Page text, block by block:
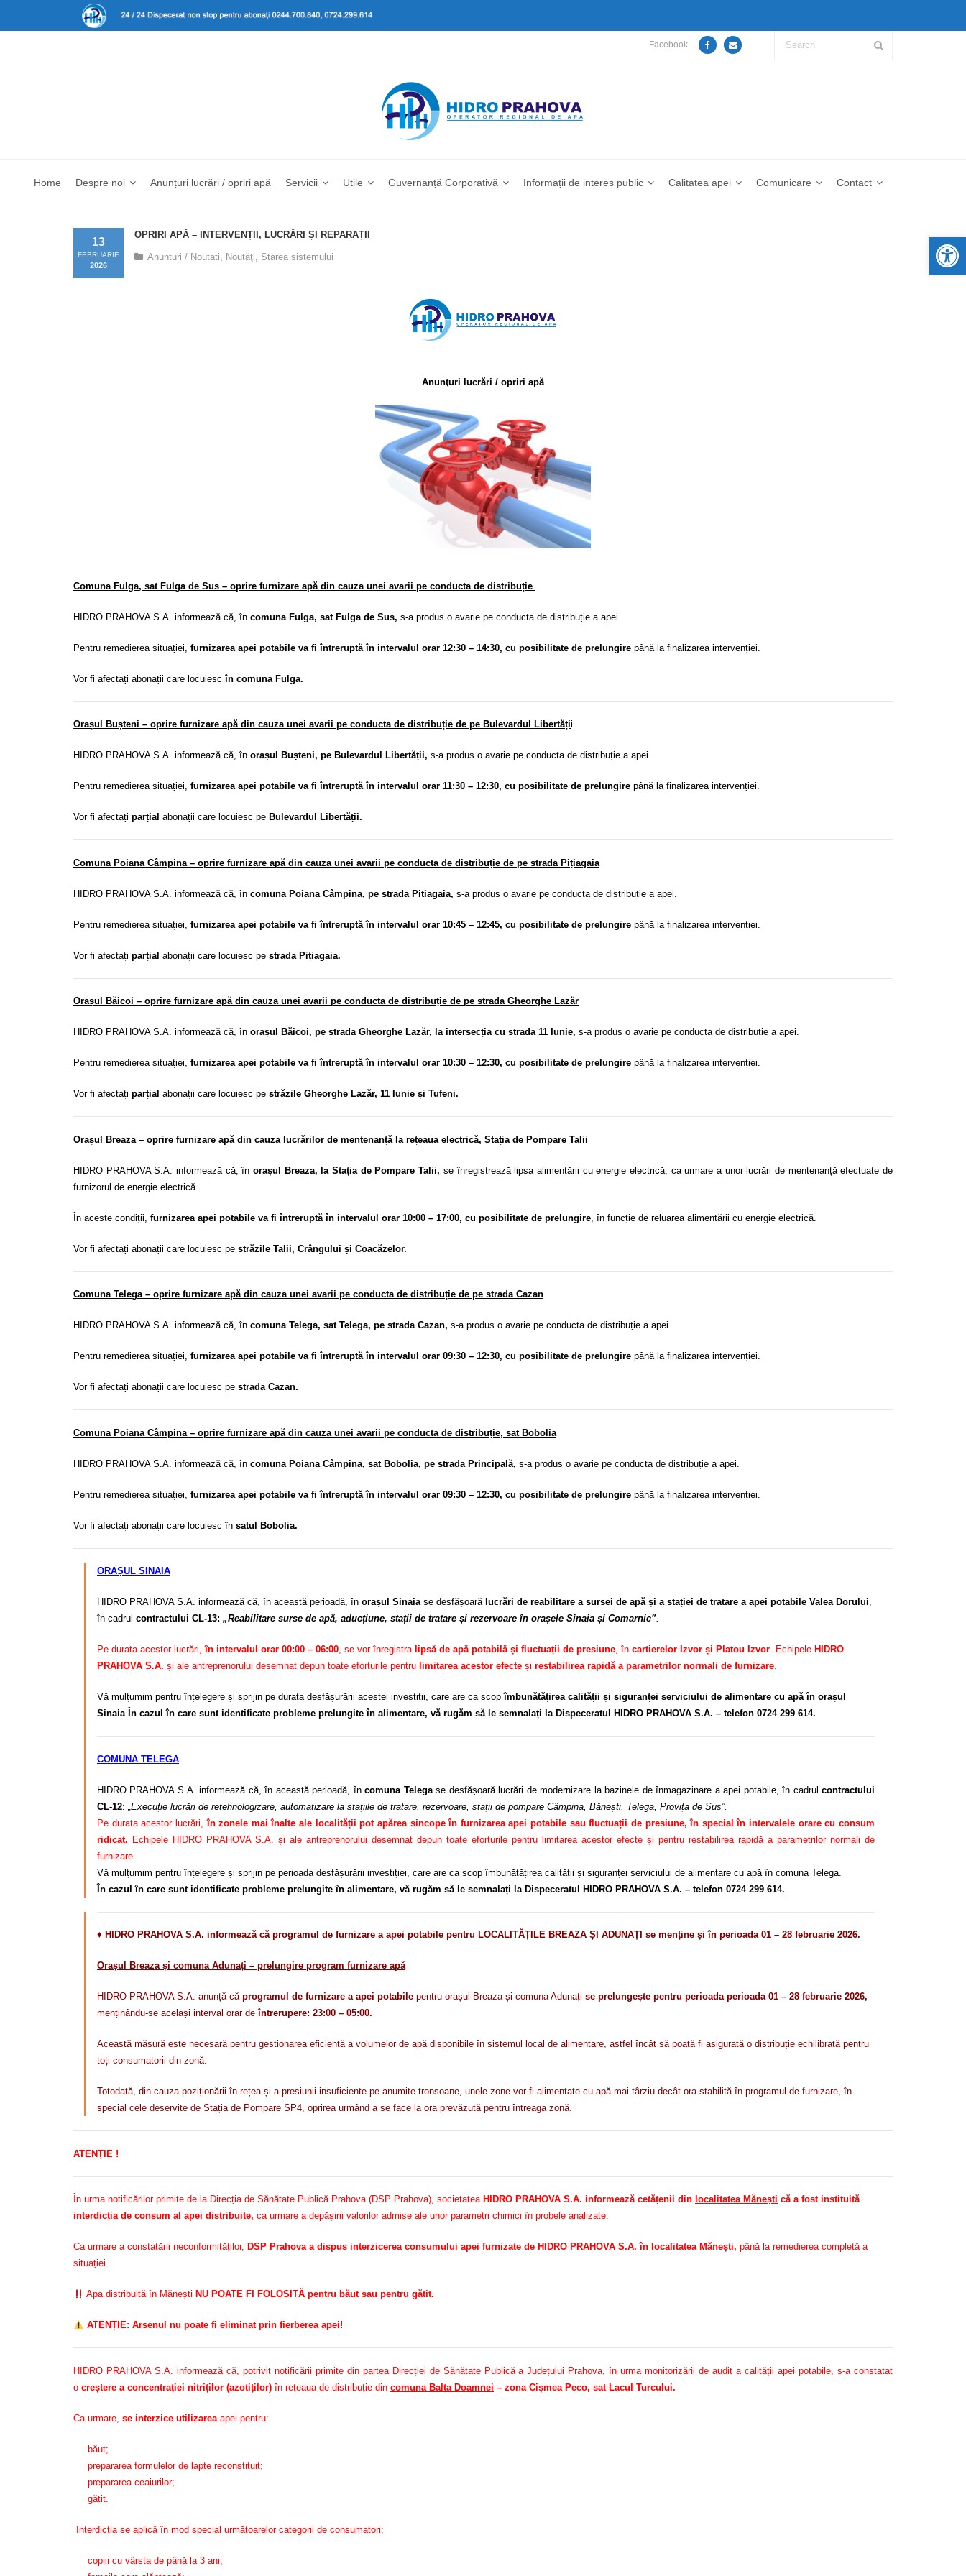
Facebook
Home Despre noi Anunțuri lucrări / opriri apă Servicii Utile Guvernanță Corporativă Informații de interes public Calitatea apei Comunicare Contact
OPRIRI APĂ – INTERVENȚII, LUCRĂRI ȘI REPARAȚII
13
FEBRUARIE
2026
Anunturi / Noutati Noutăţi Starea sistemului
Anunţuri lucrări / opriri apă
Comuna Fulga, sat Fulga de Sus – oprire furnizare apă din cauza unei avarii pe conducta de distribuție
HIDRO PRAHOVA S.A. informează că, în comuna Fulga, sat Fulga de Sus, s-a produs o avarie pe conducta de distribuție a apei.
Pentru remedierea situației, furnizarea apei potabile va fi întreruptă în intervalul orar 12:30 – 14:30, cu posibilitate de prelungire până la finalizarea intervenției.
Vor fi afectați abonații care locuiescîn comuna Fulga.
Orașul Bușteni – oprire furnizare apă din cauza unei avarii pe conducta de distribuție de pe Bulevardul Libertății
HIDRO PRAHOVA S.A. informează că, în orașul Bușteni, pe Bulevardul Libertății, s-a produs o avarie pe conducta de distribuție a apei.
Pentru remedierea situației, furnizarea apei potabile va fi întreruptă în intervalul orar 11:30 – 12:30, cu posibilitate de prelungire până la finalizarea intervenției.
Vor fi afectați parțial abonații care locuiesc pe Bulevardul Libertății.
Comuna Poiana Câmpina – oprire furnizare apă din cauza unei avarii pe conducta de distribuție de pe strada Pițiagaia
HIDRO PRAHOVA S.A. informează că, în comuna Poiana Câmpina, pe strada Pitiagaia, s-a produs o avarie pe conducta de distribuție a apei.
Pentru remedierea situației, furnizarea apei potabile va fi întreruptă în intervalul orar 10:45 – 12:45, cu posibilitate de prelungire până la finalizarea intervenției.
Vor fi afectați parțial abonații care locuiesc pe strada Pițiagaia.
Orașul Băicoi – oprire furnizare apă din cauza unei avarii pe conducta de distribuție de pe strada Gheorghe Lazăr
HIDRO PRAHOVA S.A. informează că, în orașul Băicoi, pe strada Gheorghe Lazăr, la intersecția cu strada 11 Iunie, s-a produs o avarie pe conducta de distribuție a apei.
Pentru remedierea situației, furnizarea apei potabile va fi întreruptă în intervalul orar 10:30 – 12:30, cu posibilitate de prelungire până la finalizarea intervenției.
Vor fi afectați parțial abonații care locuiesc pe străzile Gheorghe Lazăr, 11 Iunie și Tufeni.
Orașul Breaza – oprire furnizare apă din cauza lucrărilor de mentenanță la rețeaua electrică, Stația de Pompare Talii
HIDRO PRAHOVA S.A. informează că, înorașul Breaza, la Stația de Pompare Talii, se înregistrează lipsa alimentării cu energie electrică, ca urmare a unor lucrări de mentenanță efectuate de
furnizorul de energie electrică.
În aceste condiții, furnizarea apei potabile va fi întreruptă în intervalul orar 10:00 – 17:00, cu posibilitate de prelungire , în funcție de reluarea alimentării cu energie electrică.
Vor fi afectați abonații care locuiesc pe străzile Talii, Crângului și Coacăzelor.
Comuna Telega – oprire furnizare apă din cauza unei avarii pe conducta de distribuție de pe strada Cazan
HIDRO PRAHOVA S.A. informează că, în comuna Telega, sat Telega, pe strada Cazan, s-a produs o avarie pe conducta de distribuție a apei.
Pentru remedierea situației, furnizarea apei potabile va fi întreruptă în intervalul orar 09:30 – 12:30, cu posibilitate de prelungire până la finalizarea intervenției.
Vor fi afectați abonații care locuiesc pe strada Cazan.
Comuna Poiana Câmpina – oprire furnizare apă din cauza unei avarii pe conducta de distribuție, sat Bobolia
HIDRO PRAHOVA S.A. informează că, în comuna Poiana Câmpina, sat Bobolia, pe strada Principală, s-a produs o avarie pe conducta de distribuție a apei.
Pentru remedierea situației, furnizarea apei potabile va fi întreruptă în intervalul orar 09:30 – 12:30, cu posibilitate de prelungire până la finalizarea intervenției.
Vor fi afectați abonații care locuiesc în satul Bobolia.
ORAȘUL SINAIA
HIDRO PRAHOVA S.A. informează că, în această perioadă, în orașul Sinaiase desfășoară lucrări de reabilitare a sursei de apă și a stației de tratare a apei potabile Valea Dorului,
în cadrul contractului CL-13: „Reabilitare surse de apă, aducțiune, stații de tratare și rezervoare în orașele Sinaia și Comarnic”.
Pe durata acestor lucrări,în intervalul orar 00:00 – 06:00, se vor înregistra lipsă de apă potabilă și fluctuații de presiune, în cartierelor Izvor și Platou Izvor. Echipele HIDRO
PRAHOVA S.A. și ale antreprenorului desemnat depun toate eforturile pentru limitarea acestor efecte și restabilirea rapidă a parametrilor normali de furnizare.
Vă mulțumim pentru înțelegere și sprijin pe durata desfășurării acestei investiții, care are ca scopîmbunătățirea calității și siguranței serviciului de alimentare cu apă în orașul
Sinaia. În cazul în care sunt identificate probleme prelungite în alimentare, vă rugăm să le semnalați la Dispeceratul HIDRO PRAHOVA S.A. – telefon 0724 299 614.
COMUNA TELEGA
HIDRO PRAHOVA S.A. informează că, în această perioadă, încomuna Telegase desfășoară lucrări de modernizare la bazinele de înmagazinare a apei potabile, în cadrulcontractului
CL-12: „Execuție lucrări de retehnologizare, automatizare la stațiile de tratare, rezervoare, stații de pompare Câmpina, Bănești, Telega, Provița de Sus”.
Pe durata acestor lucrări,în zonele mai înalte ale localității pot apărea sincope în furnizarea apei potabile sau fluctuații de presiune, în special în intervalele orare cu consum
ridicat. Echipele HIDRO PRAHOVA S.A. și ale antreprenorului desemnat depun toate eforturile pentru limitarea acestor efecte și pentru restabilirea rapidă a parametrilor normali de
furnizare.
Vă mulțumim pentru înțelegere și sprijin pe perioada desfășurării investiției, care are ca scop îmbunătățirea calității și siguranței serviciului de alimentare cu apă în comuna Telega.
În cazul în care sunt identificate probleme prelungite în alimentare, vă rugăm să le semnalați la Dispeceratul HIDRO PRAHOVA S.A. – telefon 0724 299 614.
♦ HIDRO PRAHOVA S.A. informează că programul de furnizare a apei potabile pentru LOCALITĂȚILE BREAZA ȘI ADUNAȚI se menține și în perioada 01 – 28 februarie 2026.
Orașul Breaza și comuna Adunați – prelungire program furnizare apă
HIDRO PRAHOVA S.A. anunță că programul de furnizare a apei potabile pentru orașul Breaza și comuna Adunați se prelungește pentru perioada perioada 01 – 28 februarie 2026,
menținându-se același interval orar deîntrerupere: 23:00 – 05:00.
Această măsură este necesară pentru gestionarea eficientă a volumelor de apă disponibile în sistemul local de alimentare, astfel încât să poată fi asigurată o distribuție echilibrată pentru
toți consumatorii din zonă.
Totodată, din cauza poziționării în rețea și a presiunii insuficiente pe anumite tronsoane, unele zone vor fi alimentate cu apă mai târziu decât ora stabilită în programul de furnizare, în
special cele deservite de Stația de Pompare SP4, oprirea urmând a se face la ora prevăzută pentru întreaga zonă.
ATENȚIE !
În urma notificărilor primite de la Direcția de Sănătate Publică Prahova (DSP Prahova), societatea HIDRO PRAHOVA S.A. informează cetățenii din localitatea Mănești că a fost instituită
interdicția de consum al apei distribuite, ca urmare a depășirii valorilor admise ale unor parametri chimici în probele analizate.
Ca urmare a constatării neconformităților, DSP Prahova a dispus interzicerea consumului apei furnizate de HIDRO PRAHOVA S.A. în localitatea Mănești, până la remedierea completă a
situației.
Apa distribuită în Mănești NU POATE FI FOLOSITĂ pentru băut sau pentru gătit.
ATENȚIE: Arsenul nu poate fi eliminat prin fierberea apei!
HIDRO PRAHOVA S.A. informează că, potrivit notificării primite din partea Direcției de Sănătate Publică a Județului Prahova, în urma monitorizării de audit a calității apei potabile, s-a constatat
o creștere a concentrației nitriților (azotiților) în rețeaua de distribuție din comuna Balta Doamnei – zona Cișmea Peco, sat Lacul Turcului.
Ca urmare, se interzice utilizarea apei pentru:
băut;
prepararea formulelor de lapte reconstituit;
prepararea ceaiurilor;
gătit.
Interdicția se aplică în mod special următoarelor categorii de consumatori:
copiii cu vârsta de până la 3 ani;